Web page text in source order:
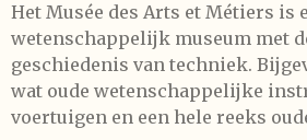
Het Musée des Arts et Métiers is
wetenschappelijk museum met
geschiedenis van techniek.
wat oude wetenschappelijke
voertuigen en een hele reeks